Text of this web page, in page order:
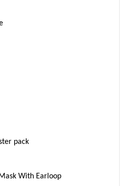
pack
With Earloop